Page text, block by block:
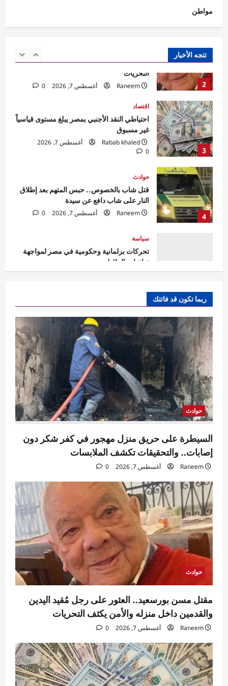
مواطن
تتجه الأخبار
2
3
اقتصاد
احتياطي النقد الأجنبي بمصر يبلغ مستوى قياسياً
غير مسبوق
Rabab khaled
أغسطس 7, 2026
0
4
حوادث
النار على شاب دافع عن سيدة
Raneem
سياسة
تداعيات الزلازل
Rabab khaled
0
1
الملابسات
Raneem
أغسطس 7, 2026
2
مقتل مسن بورسعيد.. العثور على رجل مُقيد
اليدين والقدمين داخل منزله والأمن يكثف
التحريات
Raneem
أغسطس 7, 2026 0
3
اقتصاد
احتياطي النقد الأجنبي بمصر يبلغ مستوى قياسياً
Rabab khaled
أغسطس 7, 2026
0
4
قتل شاب بالخصوص.. حبس المتهم بعد إطلاق
النار على شاب دافع عن سيدة
Raneem
أغسطس 7, 2026 0
5
سياسة
تحركات برلمانية وحكومية في مصر لمواجهة
تداعيات الزلازل
Rabab khaled
أغسطس 7, 2026
0
ربما تكون قد فاتتك
حوادث
السيطرة على حريق منزل مهجور في كفر شكر دون
إصابات.. والتحقيقات تكشف الملابسات
Raneem أغسطس 7, 2026 0
حوادث
مقتل مسن بورسعيد.. العثور على رجل مُقيد اليدين
والقدمين داخل منزله والأمن يكثف التحريات
Raneem أغسطس 7, 2026 0